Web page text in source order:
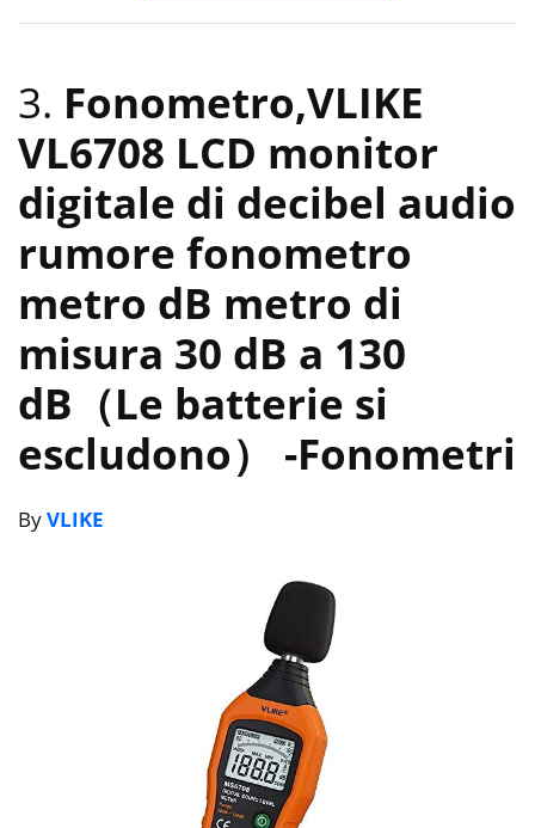
3. Fonometro,VLIKE
VL6708 LCD monitor
digitale di decibel audio
rumore fonometro
metro dB metro di
misura 30 dB a 130
dB（Le batterie si
escludono） -Fonometri
ByVLIKE